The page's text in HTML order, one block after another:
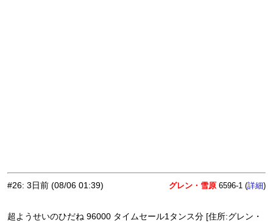
#26: 3日前 (08/06 01:39) グレン・雪原 6596-1 (詳細)
超ようせいのひだね 96000 タイムセール1タンス分 [住所:グレン・